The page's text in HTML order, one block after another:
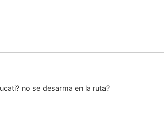
no se desarma en la ruta?